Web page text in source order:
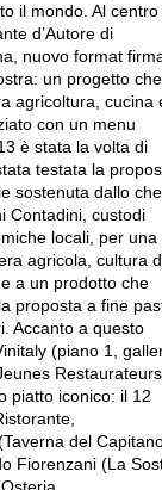
il mondo. Al centro
d’Autore di
nuovo format
un progetto che
agricoltura, cucina
con un menu
è stata la volta di
testata la
sostenuta dallo
Contadini, custodi
locali, per una
agricola, cultura
a un prodotto che
proposta a fine
Accanto a questo
(piano 1,
Restaurateurs
piatto iconico: il 12
del
Fiorenzani (La